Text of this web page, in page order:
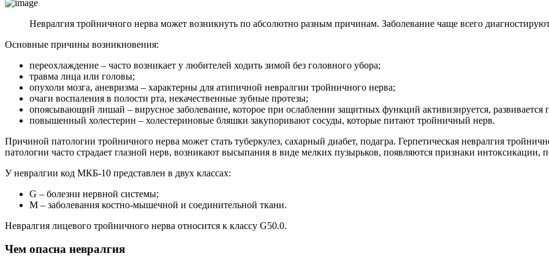
Невралгия тройничного нерва может возникнуть по абсолютно разным причинам. Заболевание чаще всего
Основные причины возникновения:
переохлаждение – часто возникает у любителей ходить зимой без головного убора;
травма лица или головы;
опухоли мозга, аневризма – характерны для атипичной невралгии тройничного нерва;
очаги воспаления в полости рта, некачественные зубные протезы;
опоясывающий лишай – вирусное заболевание, которое при ослаблении защитных функций активизируется, развивается
повышенный холестерин – холестериновые бляшки закупоривают сосуды, которые питают тройничный нерв.
Причиной патологии тройничного нерва может стать туберкулез, сахарный диабет, подагра. Герпетическая невралгия
патологии часто страдает глазной нерв, возникают высыпания в виде мелких пузырьков, появляются признаки интоксикации,
У невралгии код МКБ-10 представлен в двух классах:
G – болезни нервной системы;
M – заболевания костно-мышечной и соединительной ткани.
Невралгия лицевого тройничного нерва относится к классу G50.0.
Чем опасна невралгия